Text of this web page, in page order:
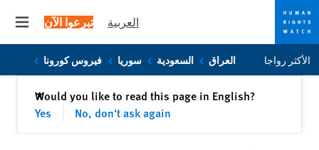
Skip
to
Skip
to
العربية تبرعوا الآن
الأكثر رواجا العراق السعودية سوريا فيروس كورونا
Would you like to read this page in English?
Yes
No, don't ask again
✕إغلاق